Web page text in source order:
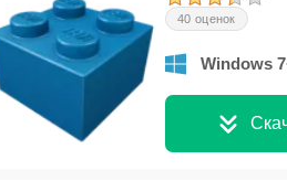
40 оценок
Windows